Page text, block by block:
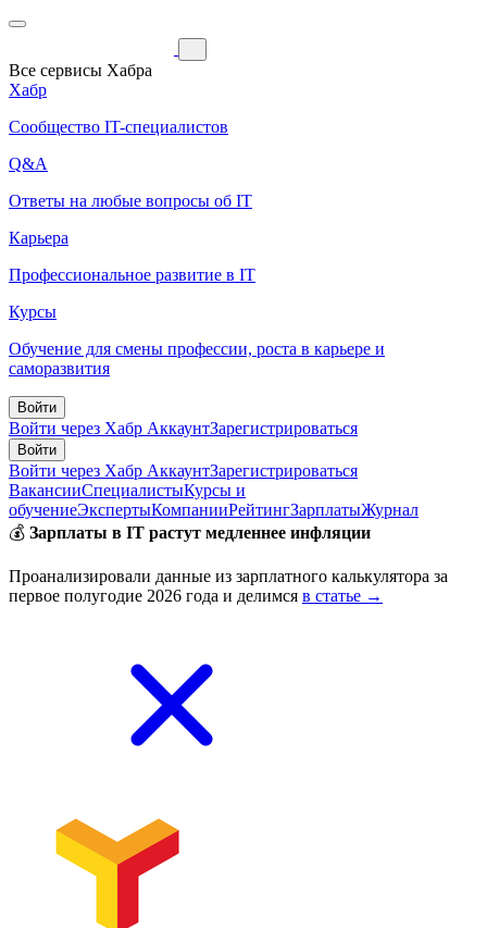
Все сервисы Хабра
Хабр
Сообщество IT-специалистов
Q&A
Ответы на любые вопросы об IT
Карьера
Профессиональное развитие в IT
Курсы
Обучение для смены профессии, роста в карьере и
саморазвития
Войти
Войти через Хабр АккаунтЗарегистрироваться
Войти
Войти через Хабр АккаунтЗарегистрироваться
ВакансииСпециалистыКурсы и
обучениеЭкспертыКомпанииРейтингЗарплатыЖурнал
💰 Зарплаты в IT растут медленнее инфляции
Проанализировали данные из зарплатного калькулятора за
первое полугодие 2026 года и делимся в статье →